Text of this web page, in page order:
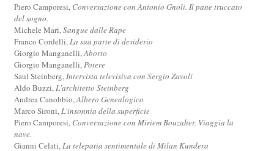
Piero Camporesi, Conversazione con Antonio Gnoli. Il pane truccato
del sogno.
Michele Mari,Sangue dalle Rape
Franco Cordelli,La sua parte di desiderio
Giorgio Manganelli,Aborto
Giorgio Manganelli,Potere
Saul Steinberg,Intervista televisiva con Sergio Zavoli
Aldo Buzzi,L'architetto Steinberg
Andrea Canobbio,Albero Genealogico
Marco Sironi,L'insonnia della superficie
Piero Camporesi, Conversazione con Miriem Bouzaher. Viaggia la
nave.
Gianni Celati,La telepatia sentimentale di Milan Kundera